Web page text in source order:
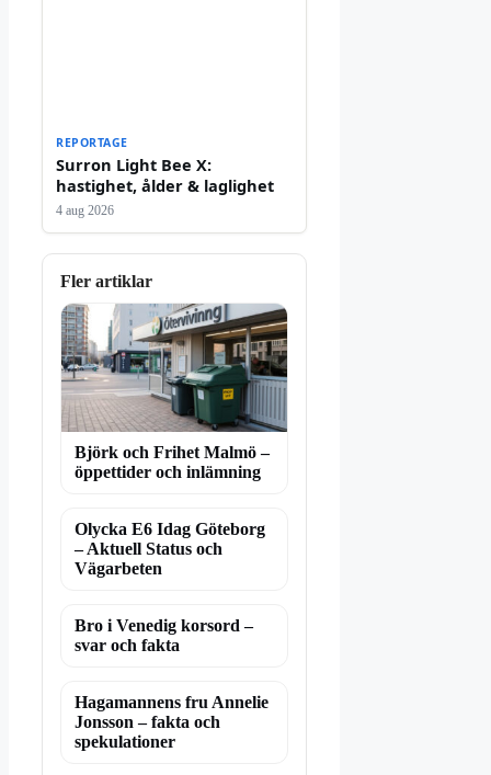
REPORTAGE
Surron Light Bee X:
hastighet, ålder & laglighet
4 aug 2026
Fler artiklar
Björk och Frihet Malmö –
öppettider och inlämning
Olycka E6 Idag Göteborg
– Aktuell Status och
Vägarbeten
Bro i Venedig korsord –
svar och fakta
Hagamannens fru Annelie
Jonsson – fakta och
spekulationer